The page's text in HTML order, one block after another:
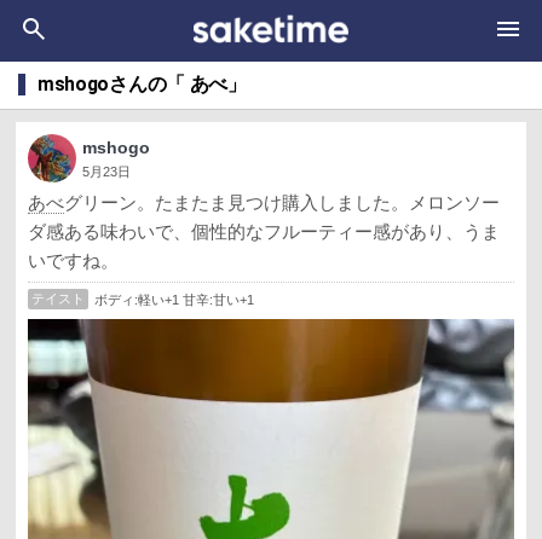
mshogoさんの「 あべ」
mshogo
5月23日
あべグリーン。たまたま見つけ購入しました。メロンソー
ダ感ある味わいで、個性的なフルーティー感があり、うま
いですね。
テイスト ボディ:軽い+1 甘辛:甘い+1